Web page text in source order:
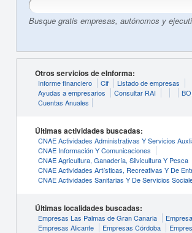
Busque gratis empresas, autónomos y
Otros servicios de eInforma:
Informe financiero Cif
Listado de empresas
Ayudas a empresarios
Consultar RAI
Cuentas Anuales
Últimas actividades buscadas:
CNAE Actividades Administrativas Y Servicios
CNAE Información Y Comunicaciones
CNAE Agricultura, Ganadería, Silvicultura Y Pesca
CNAE Actividades Artísticas, Recreativas Y De
CNAE Actividades Sanitarias Y De Servicios
Últimas localidades buscadas:
Empresas Las Palmas de Gran Canaria
Empresas Alicante
Empresas Córdoba